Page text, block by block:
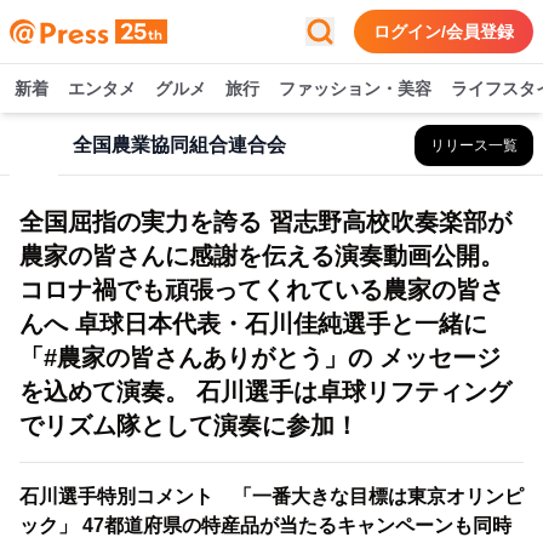
ログイン/会員登録
新着 エンタメ グルメ 旅行 ファッション・美容 ライフスタ
全国農業協同組合連合会 リリース一覧
全国屈指の実力を誇る 習志野高校吹奏楽部が
農家の皆さんに感謝を伝える演奏動画公開。
コロナ禍でも頑張ってくれている農家の皆さ
んへ 卓球日本代表・石川佳純選手と一緒に
「#農家の皆さんありがとう」の メッセージ
を込めて演奏。 石川選手は卓球リフティング
でリズム隊として演奏に参加！
石川選手特別コメント 「一番大きな目標は東京オリンピ
ック」 47都道府県の特産品が当たるキャンペーンも同時